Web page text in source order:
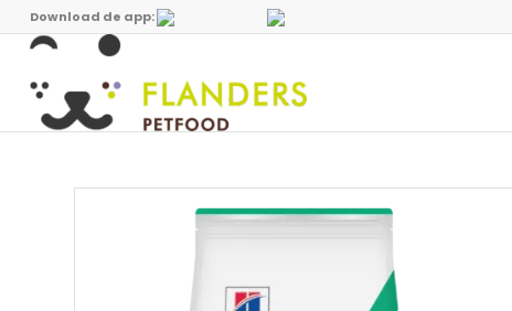
Download de app: